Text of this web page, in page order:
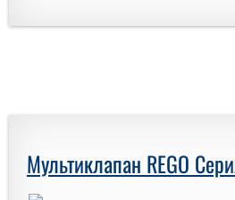
Мультиклапан REGO